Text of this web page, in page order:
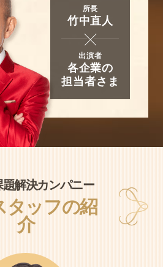
所長
竹中直人
出演者
各企業の
担当者さま
解決カンパニー
タッフの紹
介